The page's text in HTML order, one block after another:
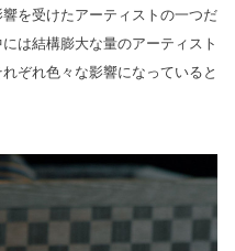
を受けたアーティストの一つだ
は結構膨大な量のアーティスト
ぞれ色々な影響になっていると